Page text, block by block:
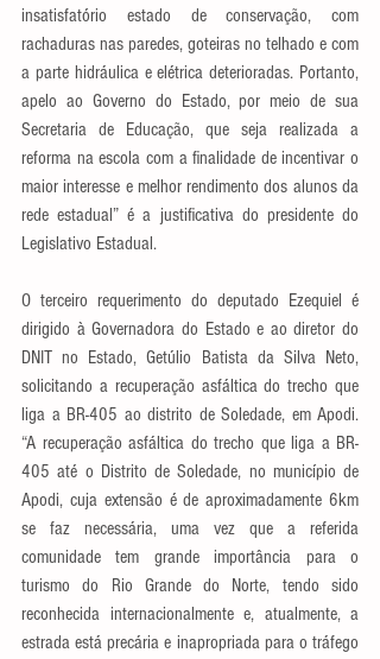
insatisfatório estado de conservação, com
rachaduras nas paredes, goteiras no telhado e com
a parte hidráulica e elétrica deterioradas. Portanto,
apelo ao Governo do Estado, por meio de sua
Secretaria de Educação, que seja realizada a
reforma na escola com a finalidade de incentivar o
maior interesse e melhor rendimento dos alunos da
rede estadual” é a justificativa do presidente do
Legislativo Estadual.
O terceiro requerimento do deputado Ezequiel é
dirigido à Governadora do Estado e ao diretor do
DNIT no Estado, Getúlio Batista da Silva Neto,
solicitando a recuperação asfáltica do trecho que
liga a BR-405 ao distrito de Soledade, em Apodi.
“A recuperação asfáltica do trecho que liga a BR-
405 até o Distrito de Soledade, no município de
Apodi, cuja extensão é de aproximadamente 6km
se faz necessária, uma vez que a referida
comunidade tem grande importância para o
turismo do Rio Grande do Norte, tendo sido
reconhecida internacionalmente e, atualmente, a
estrada está precária e inapropriada para o tráfego